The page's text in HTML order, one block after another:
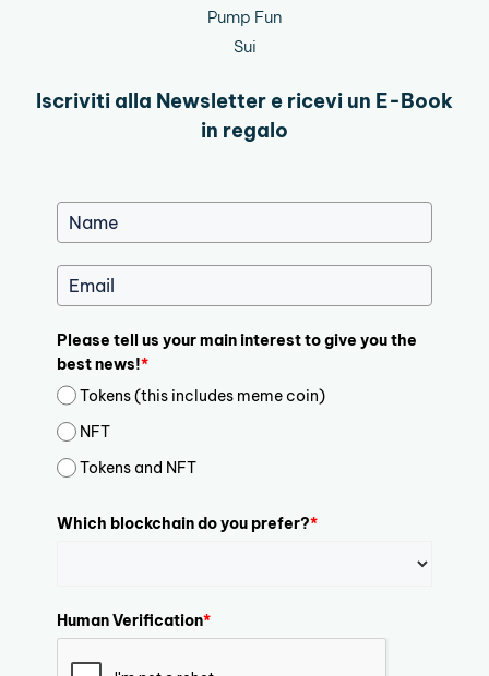
Pump Fun
Sui
Iscriviti alla Newsletter e ricevi un E-Book
in regalo
Please tell us your main interest to give you the
best news!*
Tokens (this includes meme coin)
NFT
Tokens and NFT
Which blockchain do you prefer?*
Human Verification*